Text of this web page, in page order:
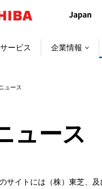
ャ
ービス 企業情報
ュース
ュース
サイトには（株）東芝、